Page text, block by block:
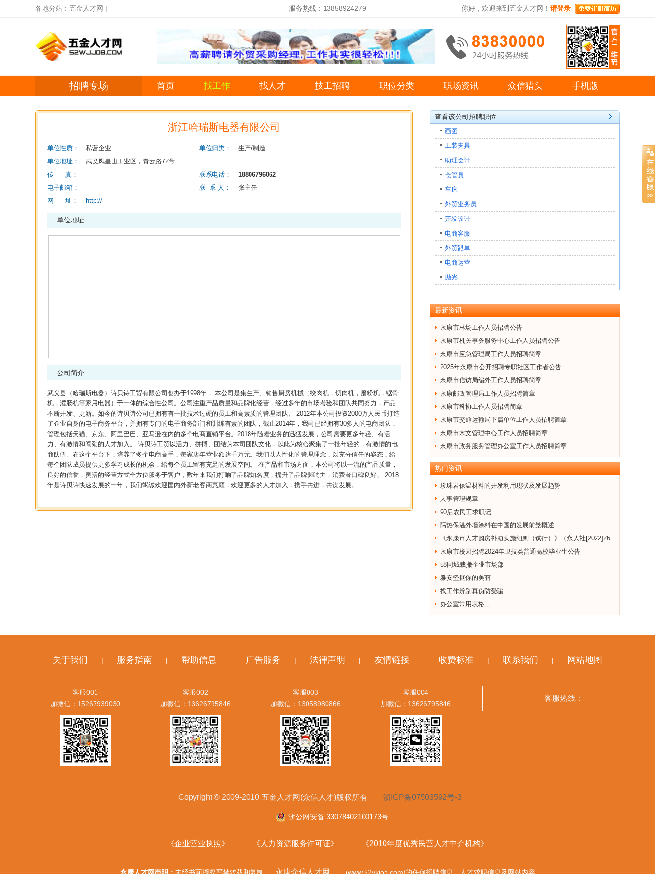
各地分站： 五金人才网 | 服务热线：13858924279 你好，欢迎来到五金人才网！ 请登录
招聘专场 首页 找工作 找人才 技工招聘 职位分类 职场资讯 众信猎头 手机版
浙江哈瑞斯电器有限公司
单位性质： 私营企业 单位归类：
生产/制造
单位地址：
武义凤皇山工业区，青云路72号
传 真：
联系电话：
18806796062
电子邮箱：
联 系 人：
张主任
网 址：
http://
单位地址
公司简介
武义县（哈瑞斯电器）诗贝诗工贸有限公司创办于1998年， 本公司是集生产、销售厨房机械（绞肉机，切肉机，磨粉机，锯骨
机，灌肠机等家用电器）于一体的综合性公司。公司注重产品质量和品牌化经营，经过多年的市场考验和团队共同努力，产品
不断开发、更新。如今的诗贝诗公司已拥有有一批技术过硬的员工和高素质的管理团队。 2012年本公司投资2000万人民币打造
了企业自身的电子商务平台，并拥有专门的电子商务部门和训练有素的团队，截止2014年，我司已经拥有30多人的电商团队，
管理包括天猫、京东、阿里巴巴、亚马逊在内的多个电商直销平台。2018年随着业务的迅猛发展，公司需要更多年轻、有活
力、有激情和闯劲的人才加入。 诗贝诗工贸以活力、拼搏、团结为本司团队文化，以此为核心聚集了一批年轻的，有激情的电
商队伍。在这个平台下，培养了多个电商高手，每家店年营业额达千万元。我们以人性化的管理理念，以充分信任的姿态，给
每个团队成员提供更多学习成长的机会，给每个员工留有充足的发展空间。 在产品和市场方面，本公司将以一流的产品质量，
良好的信誉，灵活的经营方式全方位服务于客户，数年来我们打响了品牌知名度，提升了品牌影响力，消费者口碑良好。 2018
年是诗贝诗快速发展的一年，我们竭诚欢迎国内外新老客商惠顾，欢迎更多的人才加入，携手共进，共谋发展。
查看该公司招聘职位
画图
工装夹具
助理会计
仓管员
车床
外贸业务员
开发设计
电商客服
外贸跟单
电商运营
抛光
最新资讯
永康市林场工作人员招聘公告
永康市机关事务服务中心工作人员招聘公告
永康市应急管理局工作人员招聘简章
2025年永康市公开招聘专职社区工作者公告
永康市信访局编外工作人员招聘简章
永康邮政管理局工作人员招聘简章
永康市科协工作人员招聘简章
永康市交通运输局下属单位工作人员招聘简章
永康市水文管理中心工作人员招聘简章
永康市政务服务管理办公室工作人员招聘简章
热门资讯
珍珠岩保温材料的开发利用现状及发展趋势
人事管理规章
90后农民工求职记
隔热保温外墙涂料在中国的发展前景概述
《永康市人才购房补助实施细则（试行）》（永人社[2022]26
号)
永康市校园招聘2024年卫技类普通高校毕业生公告
58同城裁撤企业市场部
雅安坚挺你的美丽
找工作辨别真伪防受骗
办公室常用表格二
关于我们 | 服务指南 | 帮助信息 | 广告服务 | 法律声明 | 友情链接 | 收费标准 | 联系我们 | 网站地图
客服001
加微信：15267939030
客服002
加微信：13626795846
客服003
加微信：13058980866
客服004
加微信：13626795846
客服热线：
Copyright © 2009-2010 五金人才网(众信人才)版权所有 浙ICP备07503592号-3
浙公网安备 33078402100173号
《企业营业执照》 《人力资源服务许可证》 《2010年度优秀民营人才中介机构》
永康人才网声明： 未经书面授权严禁转载和复制 永康众信人才网 (www.52ykjob.com)的任何招聘信息、人才求职信息及网站内容